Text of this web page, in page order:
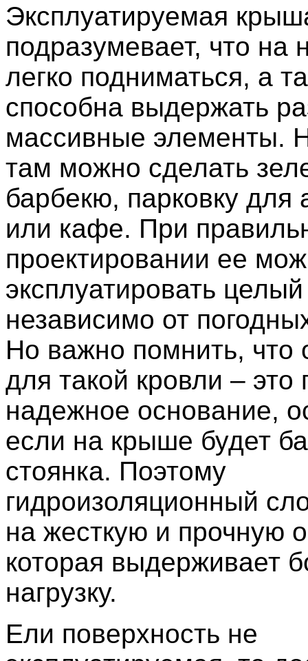
Эксплуатируемая
подразумевает, что на
легко подниматься, а
способна выдержать
массивные элементы.
там можно сделать
барбекю, парковку для
или кафе. При
проектировании ее
эксплуатировать целый
независимо от
Но важно помнить, что
для такой кровли – это
надежное основание,
если на крыше будет
стоянка. Поэтому
гидроизоляционный
на жесткую и прочную
которая выдерживает
нагрузку.
Ели поверхность не